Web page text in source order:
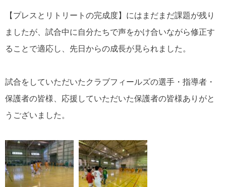
【プレスとリトリートの完成度】にはまだまだ課題が残り
ましたが、試合中に自分たちで声をかけ合いながら修正す
ることで適応し、先日からの成長が見られました。
試合をしていただいたクラブフィールズの選手・指導者・
保護者の皆様、応援していただいた保護者の皆様ありがと
うございました。